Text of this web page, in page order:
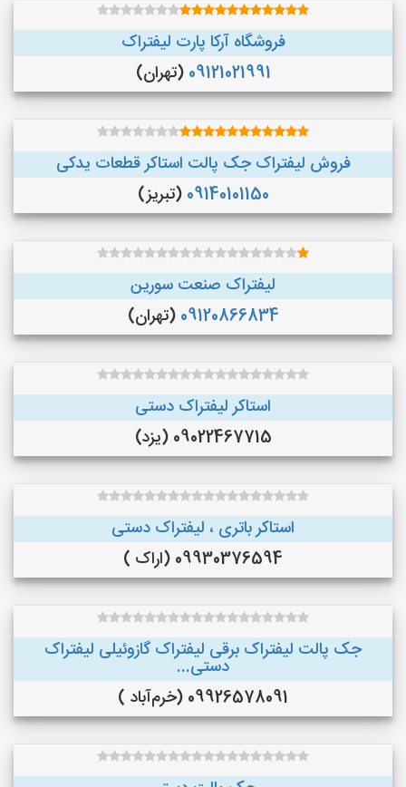
فروشگاه آرکا پارت لیفتراک
09121021991 (تهران)
فروش لیفتراک جک پالت استاکر قطعات یدکی
09140101150 (تبریز)
لیفتراک صنعت سورین
09120866834 (تهران)
استاکر لیفتراک دستی
09022467715 (یزد)
استاکر باتری ، لیفتراک دستی
09930376594 (اراک )
جک پالت لیفتراک برقی لیفتراک گازوئیلی لیفتراک
دستی...
09926578091 (خرم‌آباد )